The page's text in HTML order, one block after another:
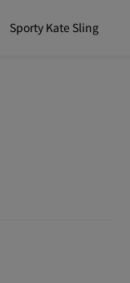
Sporty Kate Sling